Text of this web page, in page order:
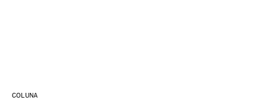
COLUNA